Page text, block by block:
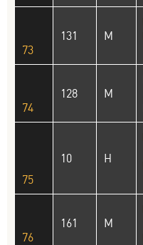
73
131 M
74
128 M
75
10 H
76
161 M